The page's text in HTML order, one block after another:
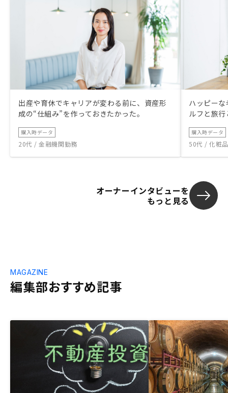
出産や育休でキャリアが変わる前に、資産形
成の“仕組み”を作っておきたかった。
購入時データ
20代 / 金融機関勤務
ハッピー
ルフと旅
購入時データ
50代 / 化粧
オーナーインタビューを
もっと見る
編集部おすすめ記事
MAGAZINE